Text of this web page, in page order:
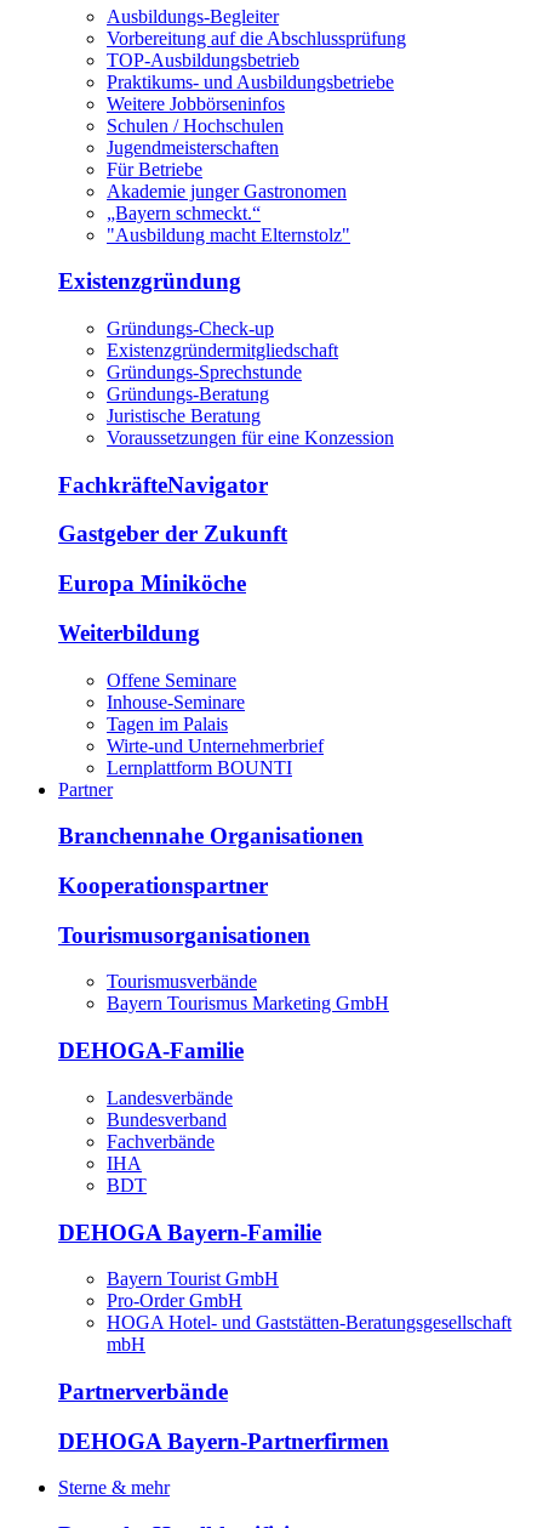
Ausbildungs-Begleiter
Vorbereitung auf die Abschlussprüfung
TOP-Ausbildungsbetrieb
Praktikums- und Ausbildungsbetriebe
Weitere Jobbörseninfos
Schulen / Hochschulen
Jugendmeisterschaften
Für Betriebe
Akademie junger Gastronomen
„Bayern schmeckt.“
"Ausbildung macht Elternstolz"
Existenzgründung
Gründungs-Check-up
Existenzgründermitgliedschaft
Gründungs-Sprechstunde
Gründungs-Beratung
Juristische Beratung
Voraussetzungen für eine Konzession
FachkräfteNavigator
Gastgeber der Zukunft
Europa Miniköche
Weiterbildung
Offene Seminare
Inhouse-Seminare
Tagen im Palais
Wirte-und Unternehmerbrief
Lernplattform BOUNTI
Partner
Branchennahe Organisationen
Kooperationspartner
Tourismusorganisationen
Tourismusverbände
Bayern Tourismus Marketing GmbH
DEHOGA-Familie
Landesverbände
Bundesverband
Fachverbände
IHA
BDT
DEHOGA Bayern-Familie
Bayern Tourist GmbH
Pro-Order GmbH
HOGA Hotel- und Gaststätten-Beratungsgesellschaft
mbH
Partnerverbände
DEHOGA Bayern-Partnerfirmen
Sterne & mehr